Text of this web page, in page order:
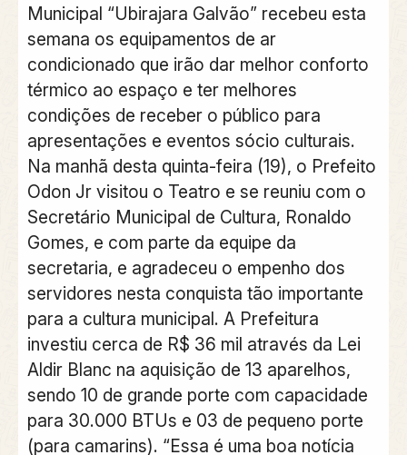
Municipal “Ubirajara Galvão” recebeu esta
semana os equipamentos de ar
condicionado que irão dar melhor conforto
térmico ao espaço e ter melhores
condições de receber o público para
apresentações e eventos sócio culturais.
Na manhã desta quinta-feira (19), o Prefeito
Odon Jr visitou o Teatro e se reuniu com o
Secretário Municipal de Cultura, Ronaldo
Gomes, e com parte da equipe da
secretaria, e agradeceu o empenho dos
servidores nesta conquista tão importante
para a cultura municipal. A Prefeitura
investiu cerca de R$ 36 mil através da Lei
Aldir Blanc na aquisição de 13 aparelhos,
sendo 10 de grande porte com capacidade
para 30.000 BTUs e 03 de pequeno porte
(para camarins). “Essa é uma boa notícia